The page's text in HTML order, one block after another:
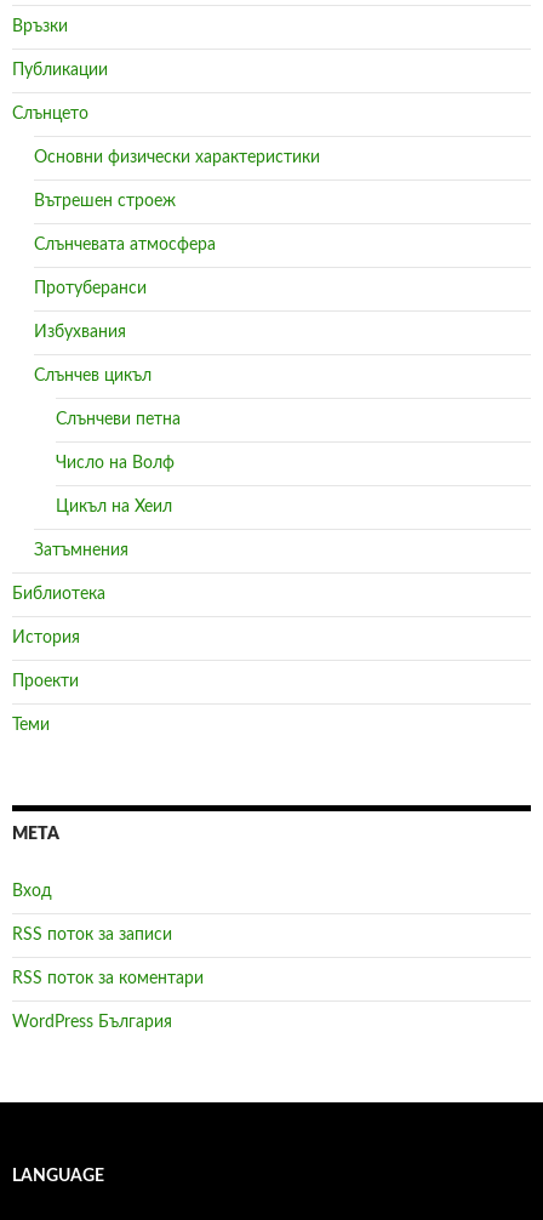
Връзки
Публикации
Слънцето
Основни физически характеристики
Вътрешен строеж
Слънчевата атмосфера
Протуберанси
Избухвания
Слънчев цикъл
Слънчеви петна
Число на Волф
Цикъл на Хеил
Затъмнения
Библиотека
История
Проекти
Теми
МЕТА
Вход
RSS поток за записи
RSS поток за коментари
WordPress България
LANGUAGE